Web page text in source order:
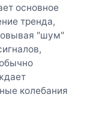
основное
тренда,
"шум"
колебания